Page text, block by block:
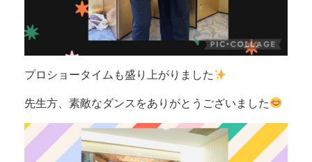
プロショータイムも盛り上がりました
先生方、素敵なダンスをありがとうございました